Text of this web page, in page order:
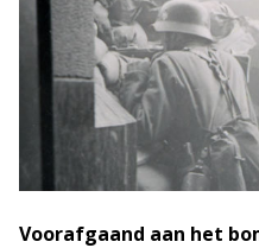
Voorafgaand aan het